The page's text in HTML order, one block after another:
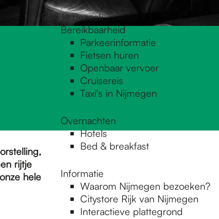
Plan je bezoek
Bereikbaarheid
Parkeerinformatie
Fietsen huren
Openbaar vervoer
Cruisereis
Taxi's in Nijmegen
Overnachten
Hotels
Bed & breakfast
Informatie
Waarom Nijmegen bezoeken?
Citystore Rijk van Nijmegen
Interactieve plattegrond
rijtje
hele